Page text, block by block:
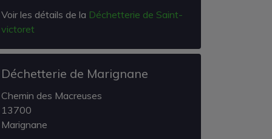
Voir les détails de la Déchetterie de Saint-
victoret
Déchetterie de Marignane
Chemin des Macreuses
13700
Marignane